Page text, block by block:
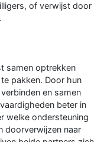
of verwijst door
samen optrekken
pakken. Door hun
en samen
beter in
welke ondersteuning
doorverwijzen naar